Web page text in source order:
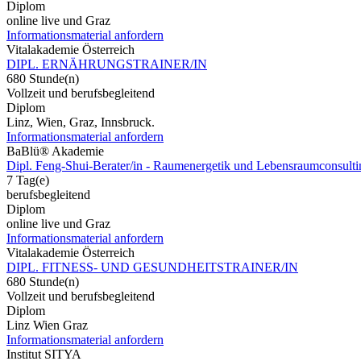
Diplom
online live und Graz
Informationsmaterial anfordern
Vitalakademie Österreich
DIPL. ERNÄHRUNGSTRAINER/IN
680 Stunde(n)
Vollzeit und berufsbegleitend
Diplom
Linz, Wien, Graz, Innsbruck.
Informationsmaterial anfordern
BaBlü® Akademie
Dipl. Feng-Shui-Berater/in - Raumenergetik und
7 Tag(e)
berufsbegleitend
Diplom
online live und Graz
Informationsmaterial anfordern
Vitalakademie Österreich
DIPL. FITNESS- UND GESUNDHEITSTRAINER/IN
680 Stunde(n)
Vollzeit und berufsbegleitend
Diplom
Linz Wien Graz
Informationsmaterial anfordern
Institut SITYA